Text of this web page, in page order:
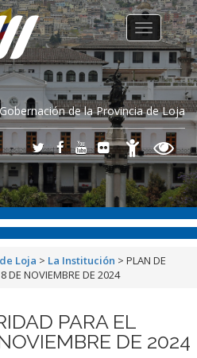
Gobernación de la Provincia de Loja
Toggle
navigation
Loja > La Institución > PLAN DE
DE NOVIEMBRE DE 2024
PARA EL
DE 2024